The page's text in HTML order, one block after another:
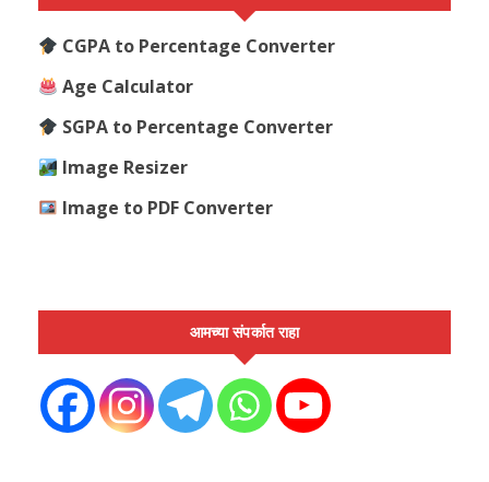
CGPA to Percentage Converter
Age Calculator
SGPA to Percentage Converter
Image Resizer
Image to PDF Converter
आमच्या संपर्कात राहा